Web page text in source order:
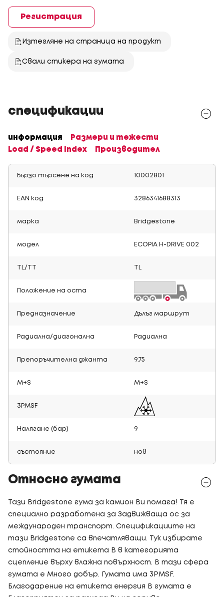
Регистрация
Изтегляне на страница на продукт
Свали стикера на гумата
спецификации
информация
Размери и тежести
Load / Speed Index
Производител
Бързо търсене на код 10002801
EAN код 3286341688313
марка Bridgestone
модел ECOPIA H-DRIVE 002
TL/TT
Положение на оста
Предназначение Дълъг маршрут
Радиална/диагонална Радиална
Препоръчителна джанта 9.75
M+S M+S
3PMSF
Налягане (бар) 9
състояние нов
Относно гумата
Тази Bridgestone гума за камион Ви помага! Тя е
специално разработена за Задвижваща ос за
международен транспорт. Спецификациите на
тази Bridgestone са впечатляващи. Тук избирате
стойността на етикета B в категорията
сцепление върху влажна повърхност. В тази сфера
гумата е Много добър. Гумата има 3PMSF.
Благодарение на етикета енергия B гумата е